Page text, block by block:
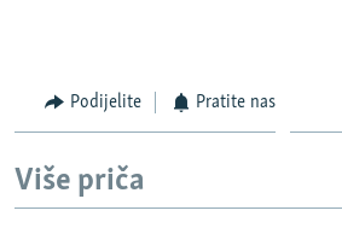
1080p
Podijelite Pratite nas
Više priča